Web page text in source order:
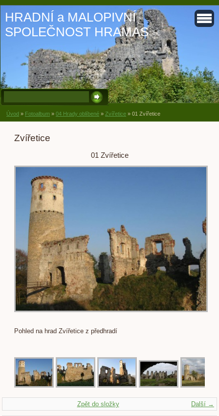
HRADNÍ a MALOPIVNÍ
SPOLEČNOST HRAMAS
Úvod » Fotoalbum » 04 Hrady oblíbené » Zvířetice » 01 Zvířetice
Zvířetice
01 Zvířetice
Pohled na hrad Zvířetice z předhradí
Další →
Zpět do složky